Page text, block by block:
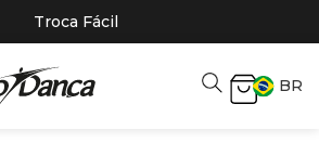
Troca Fácil
BR